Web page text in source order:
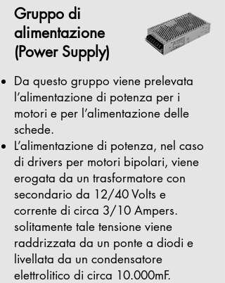
Gruppo di
alimentazione
(Power Supply)
Da questo gruppo viene prelevata
l’alimentazione di potenza per i
motori e per l’alimentazione delle
schede.
L’alimentazione di potenza, nel caso
di drivers per motori bipolari, viene
erogata da un trasformatore con
secondario da 12/40 Volts e
corrente di circa 3/10 Ampers.
solitamente tale tensione viene
raddrizzata da un ponte a diodi e
livellata da un condensatore
elettrolitico di circa 10.000mF.